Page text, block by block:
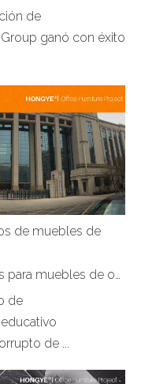
de
ganó con éxito
de muebles de
Soluciones exitosas para muebles de oficinas comerciales: la construcción del Centro de Educación del Gobierno Incorrupto de Wuhai
de
de ...